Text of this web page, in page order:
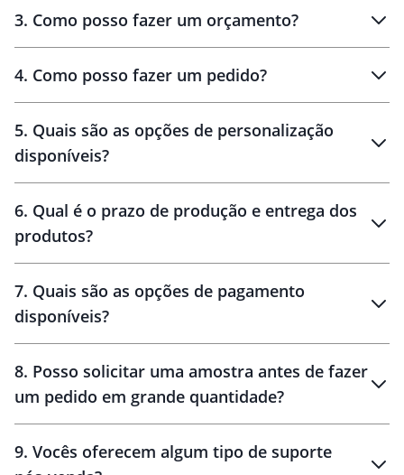
personalizados
3. Como posso fazer um orçamento?
brinde
personalização
4. Como posso fazer um pedido?
amostra virtual
5. Quais são as opções de personalização
disponíveis?
6. Qual é o prazo de produção e entrega dos
produtos?
10 dias
brinde
48 horas
7. Quais são as opções de pagamento
disponíveis?
8. Posso solicitar uma amostra antes de fazer
um pedido em grande quantidade?
9. Vocês oferecem algum tipo de suporte